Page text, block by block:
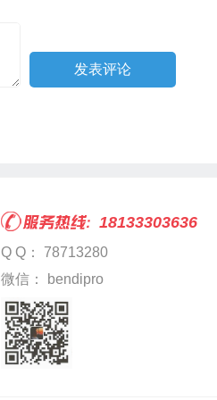
18133303636
Q Q： 78713280
微信： bendipro